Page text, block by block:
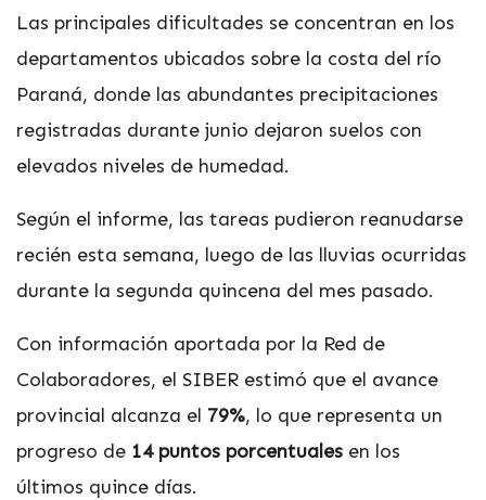
Las principales dificultades se concentran en los
departamentos ubicados sobre la costa del río
Paraná, donde las abundantes precipitaciones
registradas durante junio dejaron suelos con
elevados niveles de humedad.
Según el informe, las tareas pudieron reanudarse
recién esta semana, luego de las lluvias ocurridas
durante la segunda quincena del mes pasado.
Con información aportada por la Red de
Colaboradores, el SIBER estimó que el avance
provincial alcanza el 79%, lo que representa un
progreso de 14 puntos porcentuales en los
últimos quince días.